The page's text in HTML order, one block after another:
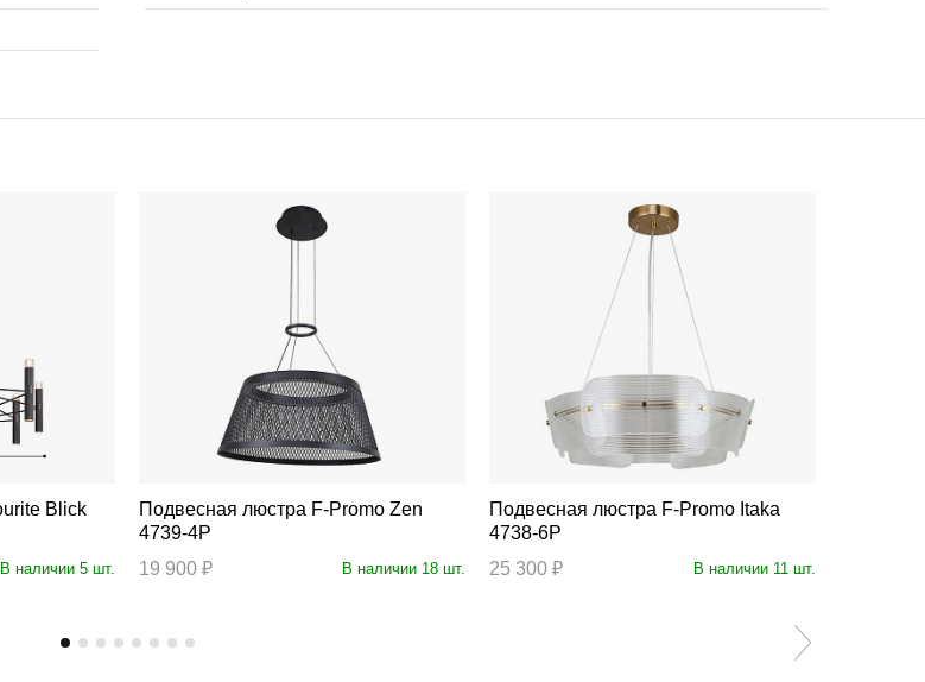
В наличии 5 шт.
Подвесная люстра F-Promo Zen
4739-4P
19 900 ₽
В наличии 18 шт.
Подвесная люстра F-Promo Itaka
4738-6P
25 300 ₽
В наличии 11 шт.